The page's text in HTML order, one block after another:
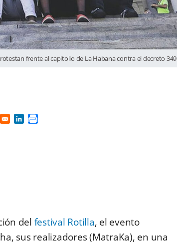
frente al capitolio de La Habana contra el decreto 349
window
a new window
in a new window
Opens in a new window
del festival Rotilla, el evento
sus realizadores (MatraKa), en una